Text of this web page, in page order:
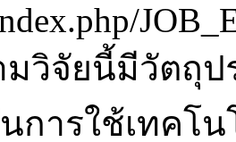
มวิจัยนี้มีวัตถุป
ารใช้เทคโน